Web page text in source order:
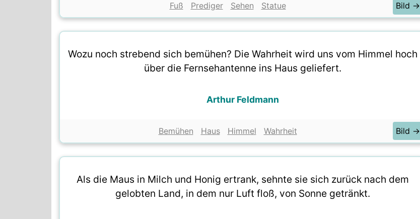
Fuß Prediger Sehen Statue Bild →
Wozu noch strebend sich bemühen? Die Wahrheit wird uns vom Himmel hoch
über die Fernsehantenne ins Haus geliefert.
Arthur Feldmann
Bemühen Haus Himmel Wahrheit Bild →
Als die Maus in Milch und Honig ertrank, sehnte sie sich zurück nach dem
gelobten Land, in dem nur Luft floß, von Sonne getränkt.